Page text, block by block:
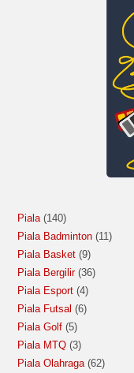
Piala 140
Piala Badminton 11
Piala Basket 9
Piala Bergilir 36
Piala Esport 4
Piala Futsal
6
Piala Golf 5
Piala MTQ 3
Piala Olahraga 62